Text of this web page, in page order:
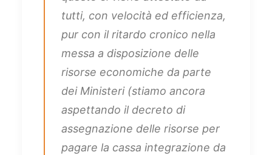
tutti, con velocità ed efficienza,
pur con il ritardo cronico nella
messa a disposizione delle
risorse economiche da parte
dei Ministeri (stiamo ancora
aspettando il decreto di
assegnazione delle risorse per
pagare la cassa integrazione da